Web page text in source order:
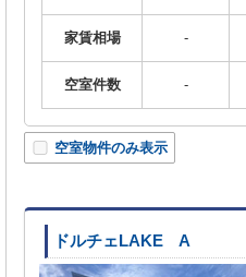
家賃相場 -
空室件数 -
空室物件のみ表示
ドルチェLAKE A